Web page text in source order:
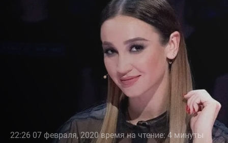
22:26 07 февраля, 2020 время на чтение: 4 минуты